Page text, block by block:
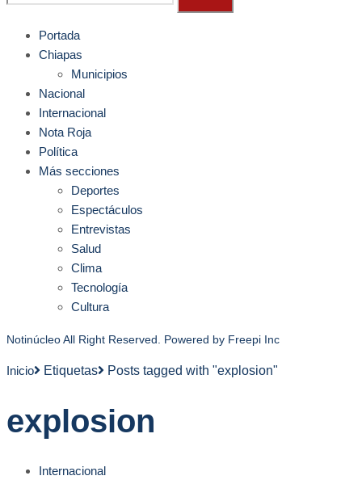
Portada
Chiapas
Municipios
Nacional
Internacional
Nota Roja
Política
Más secciones
Deportes
Espectáculos
Entrevistas
Salud
Clima
Tecnología
Cultura
Notinúcleo All Right Reserved. Powered by Freepi Inc
Inicio Etiquetas Posts tagged with "explosion"
explosion
Internacional